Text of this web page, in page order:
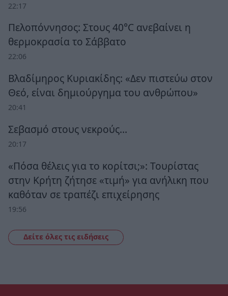
22:17
Πελοπόννησος: Στους 40°C ανεβαίνει η
θερμοκρασία το Σάββατο
22:06
Βλαδίμηρος Κυριακίδης: «Δεν πιστεύω στον
Θεό, είναι δημιούργημα του ανθρώπου»
20:41
Σεβασμό στους νεκρούς…
20:17
«Πόσα θέλεις για το κορίτσι;»: Τουρίστας
στην Κρήτη ζήτησε «τιμή» για ανήλικη που
καθόταν σε τραπέζι επιχείρησης
19:56
Δείτε όλες τις ειδήσεις